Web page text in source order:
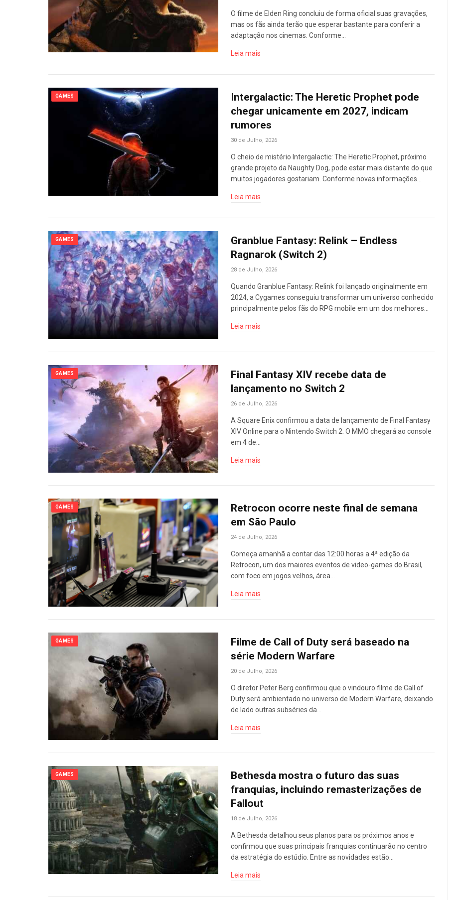
O filme de Elden Ring concluiu de forma oficial suas gravações,
mas os fãs ainda terão que esperar bastante para conferir a
adaptação nos cinemas. Conforme…
Leia mais
GAMES
Intergalactic: The Heretic Prophet pode
chegar unicamente em 2027, indicam
rumores
30 de Julho, 2026
O cheio de mistério Intergalactic: The Heretic Prophet, próximo
grande projeto da Naughty Dog, pode estar mais distante do que
muitos jogadores gostariam. Conforme novas informações…
Leia mais
GAMES
Granblue Fantasy: Relink – Endless
Ragnarok (Switch 2)
28 de Julho, 2026
Quando Granblue Fantasy: Relink foi lançado originalmente em
2024, a Cygames conseguiu transformar um universo conhecido
principalmente pelos fãs do RPG mobile em um dos melhores…
Leia mais
GAMES
Final Fantasy XIV recebe data de
lançamento no Switch 2
26 de Julho, 2026
A Square Enix confirmou a data de lançamento de Final Fantasy
XIV Online para o Nintendo Switch 2. O MMO chegará ao console
em 4 de…
Leia mais
GAMES
Retrocon ocorre neste final de semana
em São Paulo
24 de Julho, 2026
Começa amanhã a contar das 12:00 horas a 4ª edição da
Retrocon, um dos maiores eventos de video-games do Brasil,
com foco em jogos velhos, área…
Leia mais
GAMES
Filme de Call of Duty será baseado na
série Modern Warfare
20 de Julho, 2026
O diretor Peter Berg confirmou que o vindouro filme de Call of
Duty será ambientado no universo de Modern Warfare, deixando
de lado outras subséries da…
Leia mais
GAMES
Bethesda mostra o futuro das suas
franquias, incluindo remasterizações de
Fallout
18 de Julho, 2026
A Bethesda detalhou seus planos para os próximos anos e
confirmou que suas principais franquias continuarão no centro
da estratégia do estúdio. Entre as novidades estão…
Leia mais